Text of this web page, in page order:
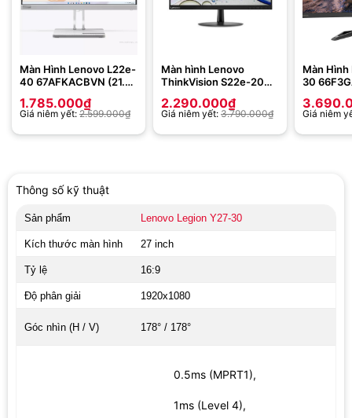
Màn Hình Lenovo L22e-
40 67AFKACBVN (21.5
– 4ms)
1.785.000₫
Giá niêm yết: 2.599.000₫
Màn hình Lenovo
ThinkVision S22e-20
(62C6KAR1WW)
2.290.000₫
Giá niêm yết: 3.790.000₫
Màn
30
– 1ms)
Giá niêm
Thông số kỹ thuật
Sản phẩm Lenovo Legion Y27-30
Kích thước màn hình 27 inch
Tỷ lệ 16:9
Độ phân giải 1920x1080
Góc nhìn (H / V) 178° / 178°
0.5ms (MPRT1),
1ms (Level 4),